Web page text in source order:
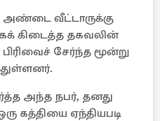
அண்டை வீட்டாருக்கு
கிடைத்த தகவலின்
சேர்ந்த மூன்று
அந்த நபர், தனது
கத்தியை ஏந்தியபடி